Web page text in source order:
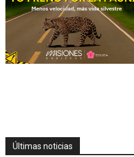
Últimas noticias